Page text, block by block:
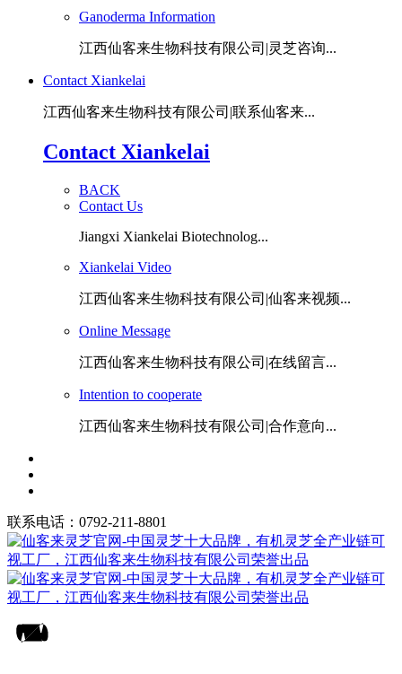
Ganoderma Information
江西仙客来生物科技有限公司|灵芝咨询...
Contact Xiankelai
江西仙客来生物科技有限公司|联系仙客来...
Contact Xiankelai
BACK
Contact Us
Jiangxi Xiankelai Biotechnolog...
Xiankelai Video
江西仙客来生物科技有限公司|仙客来视频...
Online Message
江西仙客来生物科技有限公司|在线留言...
Intention to cooperate
江西仙客来生物科技有限公司|合作意向...
联系电话：0792-211-8801